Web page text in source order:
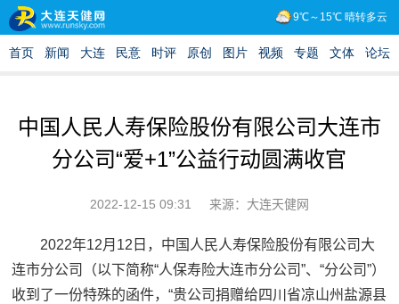
中国人民人寿保险股份有限公司大连市
分公司“爱+1”公益行动圆满收官
2022-12-15 09:31 来源：大连天健网
2022年12月12日，中国人民人寿保险股份有限公司大
连市分公司（以下简称“人保寿险大连市分公司”、“分公司”）
收到了一份特殊的函件，“贵公司捐赠给四川省凉山州盐源县